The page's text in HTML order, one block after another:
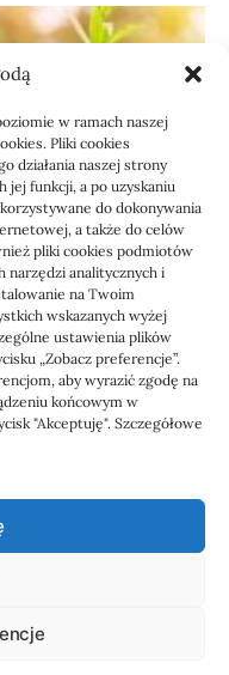
w ramach naszej
Pliki cookies
działania naszej strony
funkcji, a po uzyskaniu
do dokonywania
a także do celów
pliki cookies podmiotów
narzędzi analitycznych i
na Twoim
wskazanych wyżej
ustawienia plików
„Zobacz preferencje”.
aby wyrazić zgodę na
końcowym w
"Akceptuję". Szczegółowe
biuro
biuro rachunkowe